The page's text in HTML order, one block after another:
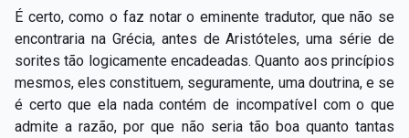
É certo, como o faz notar o eminente tradutor, que não se
encontraria na Grécia, antes de Aristóteles, uma série de
sorites tão logicamente encadeadas. Quanto aos princípios
mesmos, eles constituem, seguramente, uma doutrina, e se
é certo que ela nada contém de incompatível com o que
admite a razão, por que não seria tão boa quanto tantas